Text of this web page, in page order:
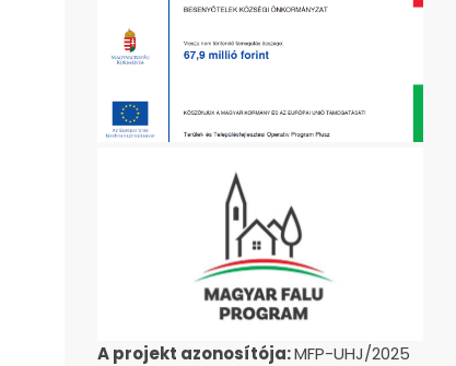
A projekt azonosítója:MFP-UHJ/2025